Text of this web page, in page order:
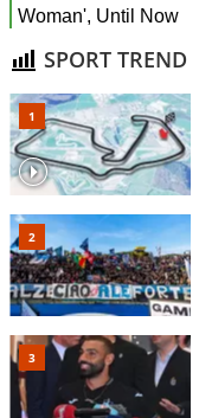
SPORT TREND